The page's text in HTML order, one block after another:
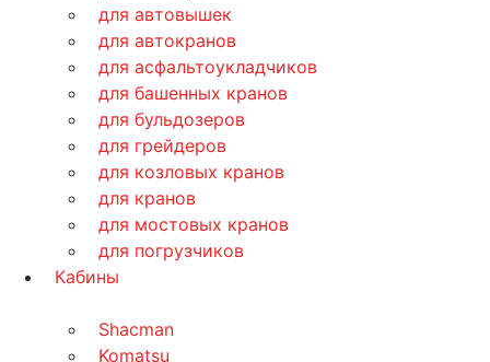
для автовышек
для автокранов
для асфальтоукладчиков
для башенных кранов
для бульдозеров
для грейдеров
для козловых кранов
для кранов
для мостовых кранов
для погрузчиков
Кабины
Shacman
Komatsu